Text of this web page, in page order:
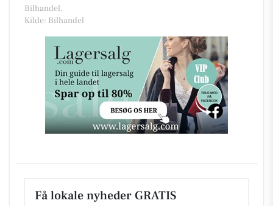
Bilhandel.
Kilde: Bilhandel
Få lokale nyheder GRATIS